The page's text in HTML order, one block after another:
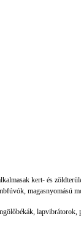
kert- és
magasnyomású